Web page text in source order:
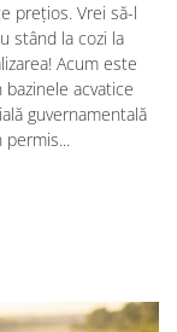
prețios. Vrei să-l
stând la cozi la
Acum este
acvatice
guvernamentală